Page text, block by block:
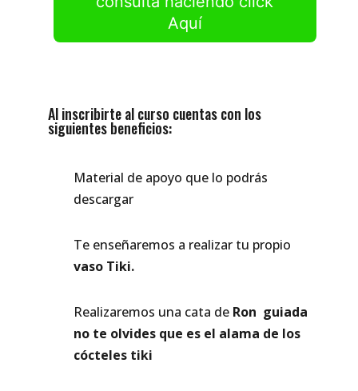
Aquí
Al inscribirte al curso cuentas con los
siguientes beneficios:
Material de apoyo que lo podrás
descargar
Te enseñaremos a realizar tu propio
vaso Tiki.
Realizaremos una cata de Ron guiada
no te olvides que es el alama de los
cócteles tiki